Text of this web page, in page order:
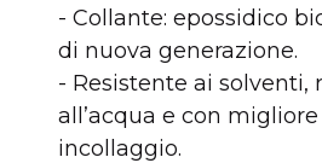
- Collante: epossidico
di nuova generazione.
- Resistente ai solventi,
all’acqua e con
incollaggio.